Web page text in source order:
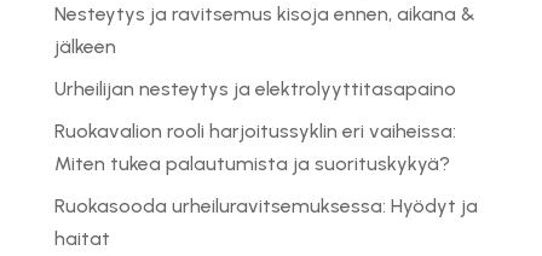
Nesteytys ja ravitsemus kisoja ennen, aikana &
jälkeen
Urheilijan nesteytys ja elektrolyyttitasapaino
Ruokavalion rooli harjoitussyklin eri vaiheissa:
Miten tukea palautumista ja suorituskykyä?
Ruokasooda urheiluravitsemuksessa: Hyödyt ja
haitat